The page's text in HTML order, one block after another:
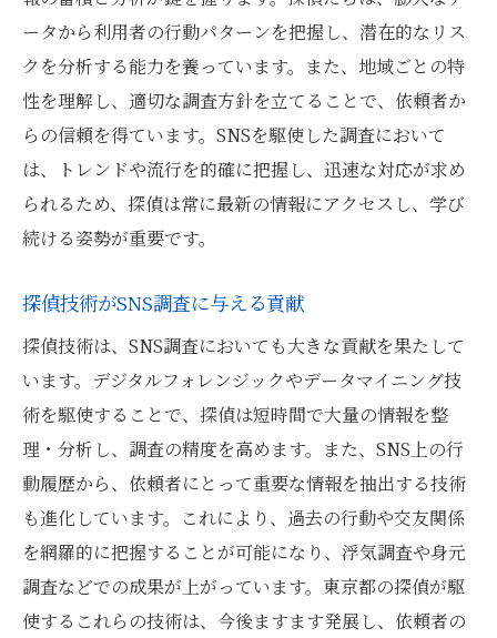
ータから利用者の行動パターンを把握し、潜在的なリス
クを分析する能力を養っています。また、地域ごとの特
性を理解し、適切な調査方針を立てることで、依頼者か
らの信頼を得ています。SNSを駆使した調査において
は、トレンドや流行を的確に把握し、迅速な対応が求め
られるため、探偵は常に最新の情報にアクセスし、学び
続ける姿勢が重要です。
探偵技術がSNS調査に与える貢献
探偵技術は、SNS調査においても大きな貢献を果たして
います。デジタルフォレンジックやデータマイニング技
術を駆使することで、探偵は短時間で大量の情報を整
理・分析し、調査の精度を高めます。また、SNS上の行
動履歴から、依頼者にとって重要な情報を抽出する技術
も進化しています。これにより、過去の行動や交友関係
を網羅的に把握することが可能になり、浮気調査や身元
調査などでの成果が上がっています。東京都の探偵が駆
使するこれらの技術は、今後ますます発展し、依頼者の